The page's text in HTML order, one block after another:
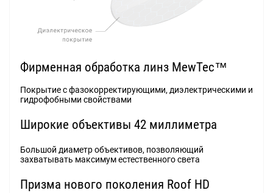
Фирменная обработка линз MewTec™
Покрытие с фазокорректирующими, диэлектрическими и
гидрофобными свойствами
Широкие объективы 42 миллиметра
Большой диаметр объективов, позволяющий
захватывать максимум естественного света
Призма нового поколения Roof HD